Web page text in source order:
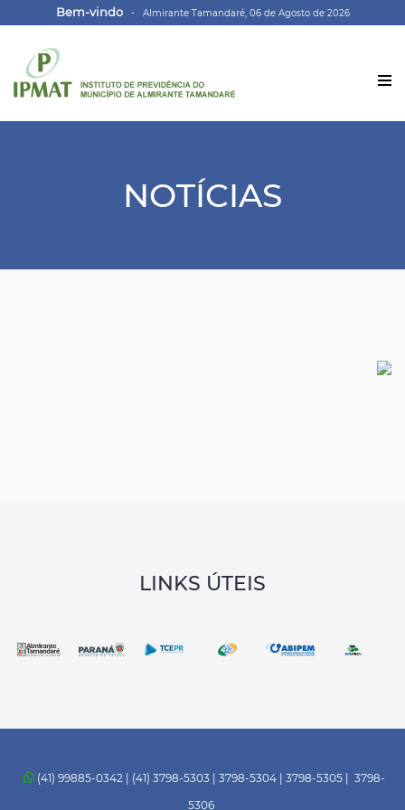
Bem-vindo- Almirante Tamandaré, 06 de Agosto de 2026
NOTÍCIAS
LINKS ÚTEIS
(41) 99885-0342 | (41) 3798-5303 | 3798-5304 | 3798-5305 | 3798-
5306